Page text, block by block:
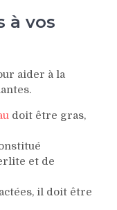
à vos
aider à la
doit être gras,
et de
il doit être